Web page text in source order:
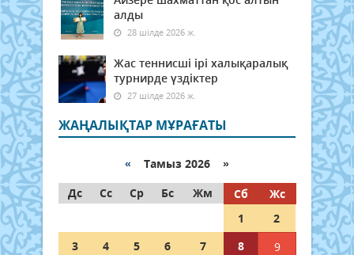
алды
28 шілде 2026 ж.
Жас теннисші ірі халықаралық
турнирде үздіктер
27 шілде 2026 ж.
ЖАҢАЛЫҚТАР МҰРАҒАТЫ
« Тамыз 2026 »
Дс
Сс Ср Бс Жм Сб
Жс
1
2
3
4 5 6 7 8
9